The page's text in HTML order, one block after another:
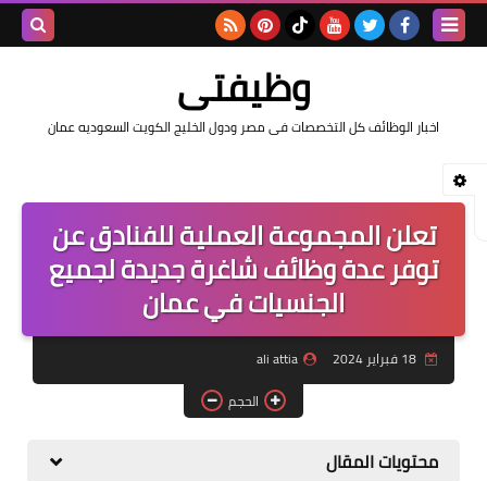
وظيفتى
اخبار الوظائف كل التخصصات فى مصر ودول الخليج الكويت السعوديه عمان
تعلن المجموعة العملية للفنادق عن
توفر عدة وظائف شاغرة جديدة لجميع
الجنسيات في عمان
18 فبراير 2024
ali attia
الحجم
محتويات المقال